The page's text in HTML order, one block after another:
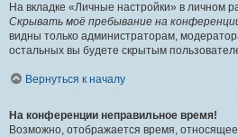
На вкладке «Личные настройки» в личном
Скрывать моё пребывание на
видны только администраторам,
остальных вы будете скрытым
Вернуться к началу
На конференции неправильное время!
Возможно, отображается время,